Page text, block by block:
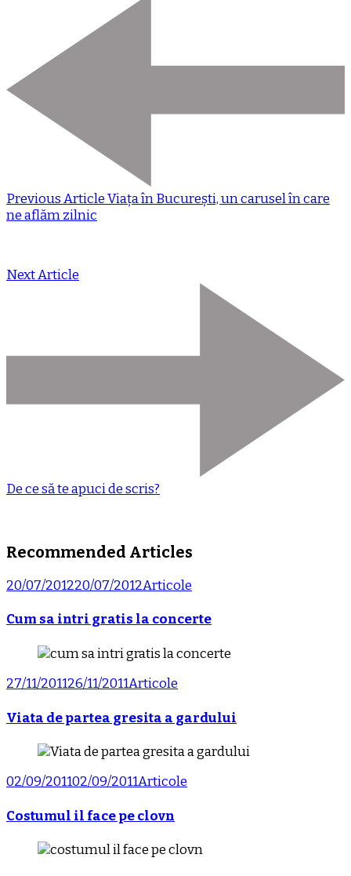
Previous ArticleViața în București, un carusel în care
ne aflăm zilnic
Next Article
De ce să te apuci de scris?
Recommended Articles
20/07/201220/07/2012Articole
Cum sa intri gratis la concerte
27/11/201126/11/2011Articole
Viata de partea gresita a gardului
02/09/201102/09/2011Articole
Costumul il face pe clovn